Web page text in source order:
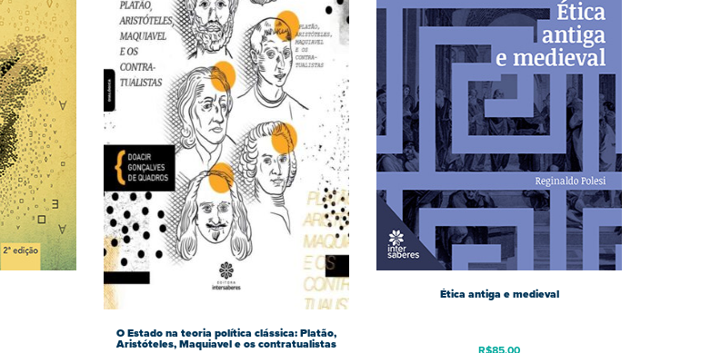
O Estado na teoria política clássica: Platão,
Aristóteles, Maquiavel e os contratualistas
Ética antiga e medieval